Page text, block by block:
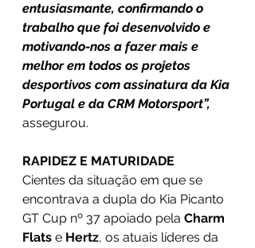
entusiasmante, confirmando o
trabalho que foi desenvolvido e
motivando-nos a fazer mais e
melhor em todos os projetos
desportivos com assinatura da Kia
Portugal e da CRM Motorsport”,
assegurou.
RAPIDEZ E MATURIDADE
Cientes da situação em que se
encontrava a dupla do Kia Picanto
GT Cup nº 37 apoiado pela Charm
Flats e Hertz, os atuais líderes da